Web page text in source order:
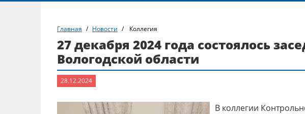
Главная Новости Коллегия
27 декабря 2024 года состоялось
Вологодской области
28.12.2024
В коллегии